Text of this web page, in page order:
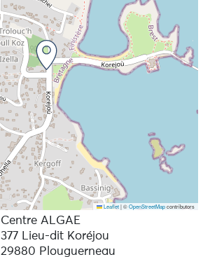
Leaflet |©OpenStreetMapcontributors
Centre ALGAE
377 Lieu-dit Koréjou
29880 Plouguerneau